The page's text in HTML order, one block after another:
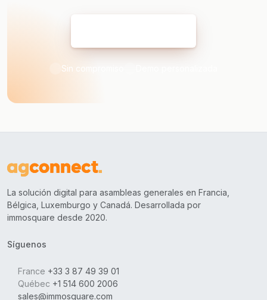
Sin compromiso
La solución digital para asambleas generales en Francia,
Bélgica, Luxemburgo y Canadá. Desarrollada por
immosquare desde 2020.
Síguenos
France +33 3 87 49 39 01
Québec +1 514 600 2006
sales@immosquare.com